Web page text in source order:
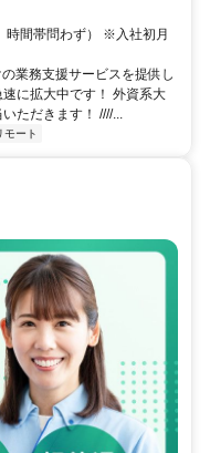
時間帯問わず） ※入社初月
業務支援サービスを提供し
に拡大中です！ 外資系大
ただきます！ ////...
モート